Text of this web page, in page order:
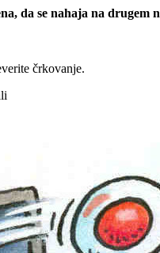
da se nahaja na drugem
črkovanje.